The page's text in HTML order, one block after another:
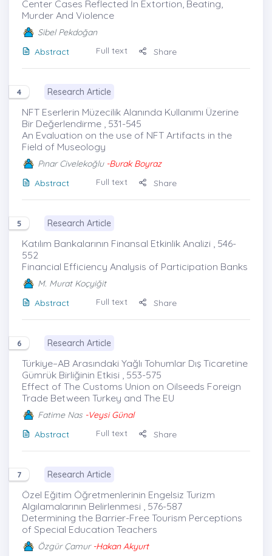
Center Cases Reflected İn Extortion, Beating,
Murder And Violence
Sibel Pekdoğan
Abstract
Full text Share
4 Research Article
NFT Eserlerin Müzecilik Alanında Kullanımı Üzerine
Bir Değerlendirme , 531-545
An Evaluation on the use of NFT Artifacts in the
Field of Museology
Pınar Civelekoğlu-Burak Boyraz
Abstract
Full text Share
5 Research Article
Katılım Bankalarının Finansal Etkinlik Analizi , 546-
552
Financial Efficiency Analysis of Participation Banks
M. Murat Koçyiğit
Abstract
Full text Share
6 Research Article
Türkiye–AB Arasındaki Yağlı Tohumlar Dış Ticaretine
Gümrük Birliğinin Etkisi , 553-575
Effect of The Customs Union on Oilseeds Foreign
Trade Between Turkey and The EU
Fatime Nas -Veysi Günal
Abstract
Full text Share
7 Research Article
Özel Eğitim Öğretmenlerinin Engelsiz Turizm
Algılamalarının Belirlenmesi , 576-587
Determining the Barrier-Free Tourism Perceptions
of Special Education Teachers
Özgür Çamur -Hakan Akyurt